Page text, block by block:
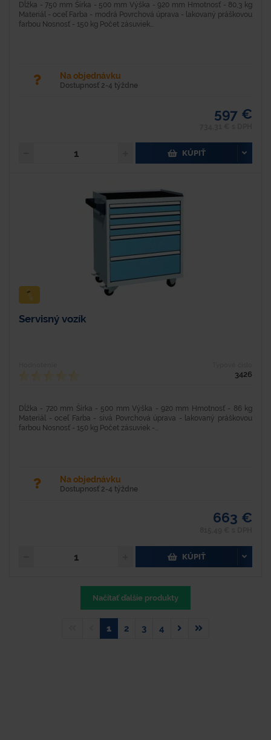
Dĺžka - 750 mm Šírka - 500 mm Výška - 920 mm Hmotnosť - 80,3 kg
Materiál - oceľ Farba - modrá Povrchová úprava - lakovaný práškovou
farbou Nosnosť - 150 kg Počet zásuviek...
Na objednávku
Dostupnosť 2-4 týždne
597 €
KÚPIŤ
Servisný vozík
3426
Dĺžka - 720 mm Šírka - 500 mm Výška - 920 mm Hmotnosť - 86 kg
Materiál - oceľ Farba - sivá Povrchová úprava - lakovaný práškovou
farbou Nosnosť - 150 kg Počet zásuviek -...
Na objednávku
Dostupnosť 2-4 týždne
663 €
KÚPIŤ
Načítať ďalšie produkty
1 2 3 4